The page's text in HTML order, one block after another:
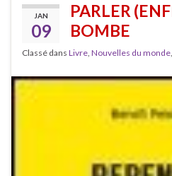
JAN
09
PARLER
BOMBE
Classé dans Livre, Nouvelles du monde,